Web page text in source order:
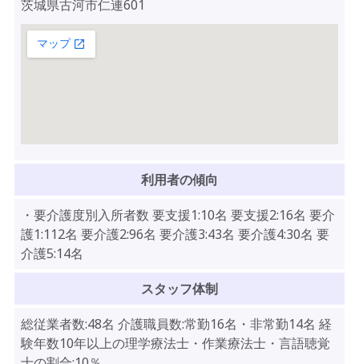
茨城県古河市仁連601
利用者の傾向
・要介護度別入所者数 要支援1:10名 要支援2:16名 要介
護1:112名 要介護2:96名 要介護3:43名 要介護4:30名 要
介護5:14名
スタッフ体制
総従業者数:48名 介護職員数:常勤16名・非常勤14名 経
験年数10年以上の理学療法士・作業療法士・言語聴覚